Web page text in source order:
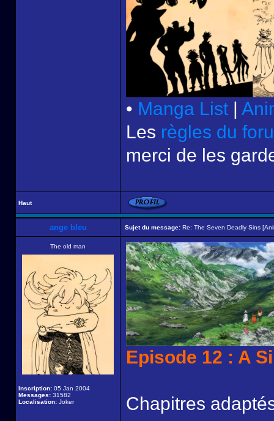
• Manga List |
Les règles du
merci de les
Haut
ange bleu Sujet du message: Re: The Seven Deadly Sins
The old man
Inscription: 05 Jan 2004
Messages: 31582
Localisation: Joker
Episode 12 : A
Chapitres